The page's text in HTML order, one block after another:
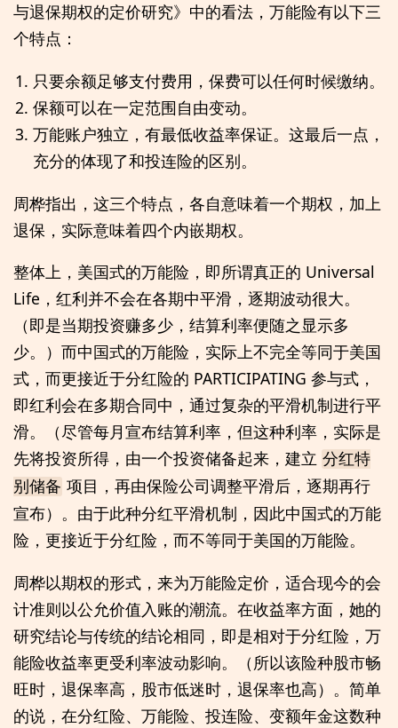
与退保期权的定价研究》中的看法，万能险有以下三
个特点：
只要余额足够支付费用，保费可以任何时候缴纳。
保额可以在一定范围自由变动。
万能账户独立，有最低收益率保证。这最后一点，
充分的体现了和投连险的区别。
周桦指出，这三个特点，各自意味着一个期权，加上
退保，实际意味着四个内嵌期权。
整体上，美国式的万能险，即所谓真正的 Universal
Life，红利并不会在各期中平滑，逐期波动很大。
（即是当期投资赚多少，结算利率便随之显示多
少。）而中国式的万能险，实际上不完全等同于美国
式，而更接近于分红险的 PARTICIPATING 参与式，
即红利会在多期合同中，通过复杂的平滑机制进行平
滑。（尽管每月宣布结算利率，但这种利率，实际是
先将投资所得，由一个投资储备起来，建立 分红特
别储备 项目，再由保险公司调整平滑后，逐期再行
宣布）。由于此种分红平滑机制，因此中国式的万能
险，更接近于分红险，而不等同于美国的万能险。
周桦以期权的形式，来为万能险定价，适合现今的会
计准则以公允价值入账的潮流。在收益率方面，她的
研究结论与传统的结论相同，即是相对于分红险，万
能险收益率更受利率波动影响。（所以该险种股市畅
旺时，退保率高，股市低迷时，退保率也高）。简单
的说，在分红险、万能险、投连险、变额年金这数种